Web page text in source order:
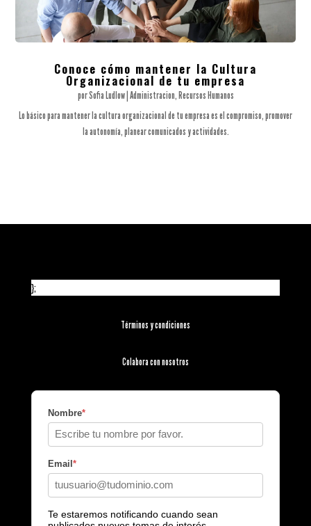
Conoce cómo mantener la Cultura
Organizacional de tu empresa
porSofia Ludlow|Administracion,Recursos Humanos
Lo básico para mantener la cultura organizacional de tu empresa es el compromiso, promover
la autonomía, planear comunicados y actividades.
};
Términos y condiciones
Colabora con nosotros
Nombre*
Email *
Te estaremos notificando cuando sean